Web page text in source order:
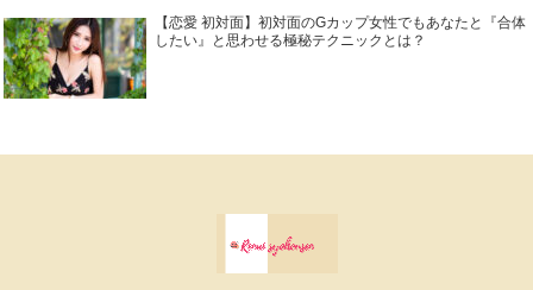
【恋愛 初対面】初対面のGカップ女性でもあなたと『合体
したい』と思わせる極秘テクニックとは？